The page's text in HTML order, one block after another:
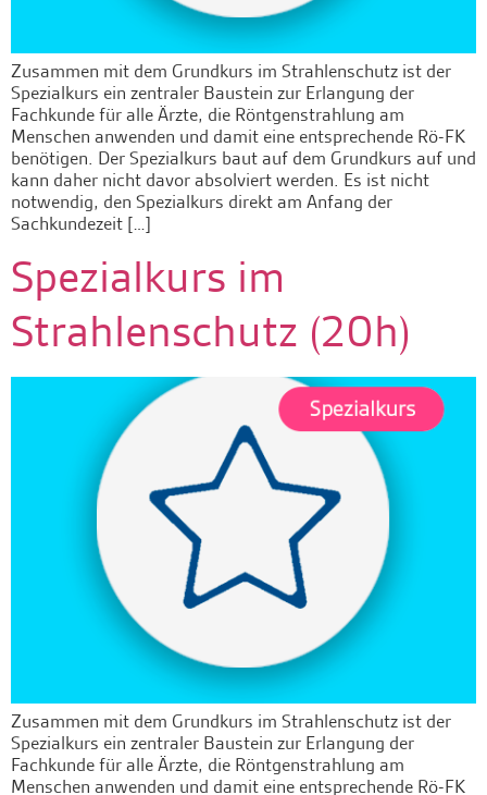
Zusammen mit dem Grundkurs im Strahlenschutz ist der
Spezialkurs ein zentraler Baustein zur Erlangung der
Fachkunde für alle Ärzte, die Röntgenstrahlung am
Menschen anwenden und damit eine entsprechende Rö-FK
benötigen. Der Spezialkurs baut auf dem Grundkurs auf und
kann daher nicht davor absolviert werden. Es ist nicht
notwendig, den Spezialkurs direkt am Anfang der
Sachkundezeit […]
Spezialkurs im
Strahlenschutz (20h)
Zusammen mit dem Grundkurs im Strahlenschutz ist der
Spezialkurs ein zentraler Baustein zur Erlangung der
Fachkunde für alle Ärzte, die Röntgenstrahlung am
Menschen anwenden und damit eine entsprechende Rö-FK